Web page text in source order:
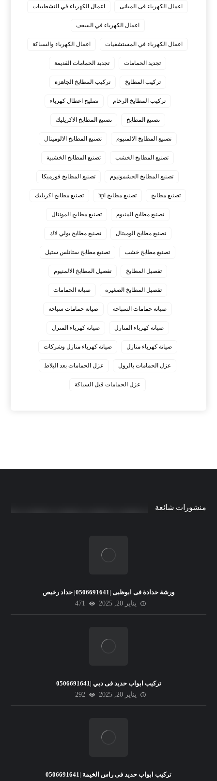
اعمال الكهرباء فى المبانى اعمال الكهرباء في التشطيبات
اعمال الكهرباء في السقف
اعمال الكهرباء في المستشفيات اعمال الكهرباء والسباكة
تجديد الحمامات تجديد الحمامات القديمة
تركيب المطابخ تركيب المطابخ الجاهزة
تركيب المطابخ الرخام تصليح اعطال كهرباء
تصنيع المطابخ تصنيع المطابخ الاكريليك
تصنيع المطابخ الالمنيوم تصنيع المطابخ الالوميتال
تصنيع المطابخ الخشب تصنيع المطابخ الخشبية
تصنيع المطابخ الخشمونيوم تصنيع المطابخ فورميكا
تصنيع مطابخ تصنيع مطابخ hpl تصنيع مطابخ اكريليك
تصنيع مطابخ المنيوم تصنيع مطابخ المونتال
تصنيع مطابخ الوميتال تصنيع مطابخ بولي لاك
تصنيع مطابخ خشب تصنيع مطابخ ستانلس ستيل
تفصيل المطابخ تفصيل المطابخ الالمنيوم
تفصيل المطابخ الصغيره صيانة الحمامات
صيانة حمامات السباحة صيانة حمامات سباحة
صيانة كهرباء المنازل صيانة كهرباء المنزل
صيانة كهرباء منازل صيانة كهرباء منازل وشركات
عزل الحمامات بالرول عزل الحمامات بعد البلاط
عزل الحمامات قبل السباكة
منشورات شائعة
ورشة حدادة فى ابوظبى |0506691641| حداد رخيص
يناير 20, 2025
471
تركيب ابواب حديد فى دبي |0506691641
يناير 20, 2025
292
تركيب ابواب حديد فى راس الخيمة |0506691641